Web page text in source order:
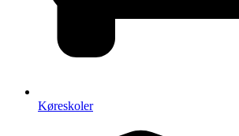
Køreskoler